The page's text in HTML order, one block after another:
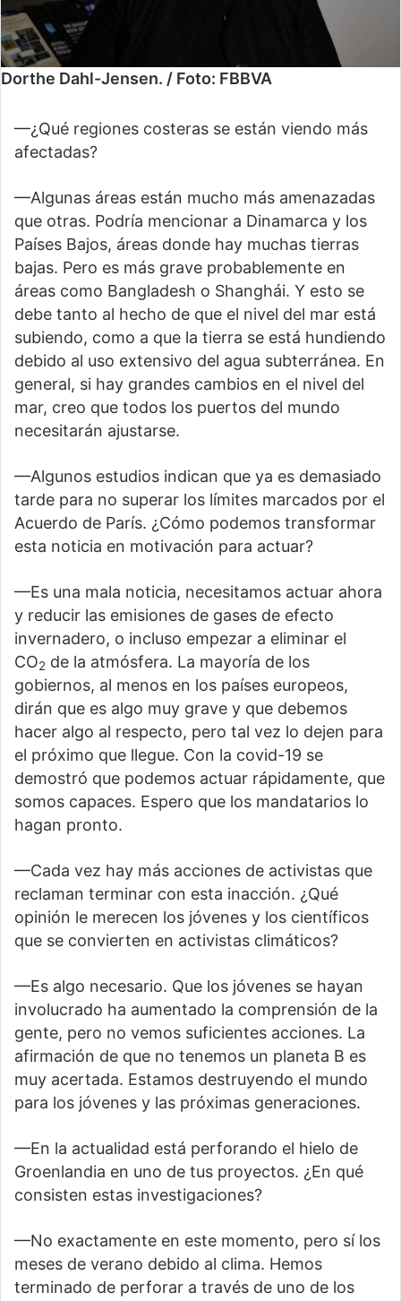
Dorthe Dahl-Jensen. / Foto: FBBVA
—¿Qué regiones costeras se están viendo más
afectadas?
—Algunas áreas están mucho más amenazadas
que otras. Podría mencionar a Dinamarca y los
Países Bajos, áreas donde hay muchas tierras
bajas. Pero es más grave probablemente en
áreas como Bangladesh o Shanghái. Y esto se
debe tanto al hecho de que el nivel del mar está
subiendo, como a que la tierra se está hundiendo
debido al uso extensivo del agua subterránea. En
general, si hay grandes cambios en el nivel del
mar, creo que todos los puertos del mundo
necesitarán ajustarse.
—Algunos estudios indican que ya es demasiado
tarde para no superar los límites marcados por el
Acuerdo de París. ¿Cómo podemos transformar
esta noticia en motivación para actuar?
—Es una mala noticia, necesitamos actuar ahora
y reducir las emisiones de gases de efecto
invernadero, o incluso empezar a eliminar el
CO2 de la atmósfera. La mayoría de los
gobiernos, al menos en los países europeos,
dirán que es algo muy grave y que debemos
hacer algo al respecto, pero tal vez lo dejen para
el próximo que llegue. Con la covid-19 se
demostró que podemos actuar rápidamente, que
somos capaces. Espero que los mandatarios lo
hagan pronto.
—Cada vez hay más acciones de activistas que
reclaman terminar con esta inacción. ¿Qué
opinión le merecen los jóvenes y los científicos
que se convierten en activistas climáticos?
—Es algo necesario. Que los jóvenes se hayan
involucrado ha aumentado la comprensión de la
gente, pero no vemos suficientes acciones. La
afirmación de que no tenemos un planeta B es
muy acertada. Estamos destruyendo el mundo
para los jóvenes y las próximas generaciones.
—En la actualidad está perforando el hielo de
Groenlandia en uno de tus proyectos. ¿En qué
consisten estas investigaciones?
—No exactamente en este momento, pero sí los
meses de verano debido al clima. Hemos
terminado de perforar a través de uno de los